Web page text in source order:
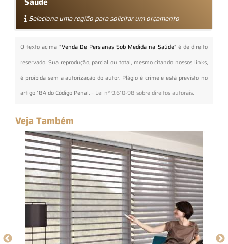
Selecione uma região para solicitar um orçamento
O texto acima "Venda De Persianas Sob Medida na Saúde" é de direito
reservado. Sua reprodução, parcial ou total, mesmo citando nossos links,
é proibida sem a autorização do autor. Plágio é crime e está previsto no
artigo 184 do Código Penal. – Lei n° 9.610-98 sobre direitos autorais.
Veja Também